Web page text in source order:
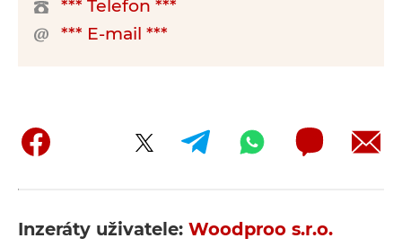
*** Telefon ***
*** E-mail ***
Inzeráty uživatele: Woodproo s.r.o.